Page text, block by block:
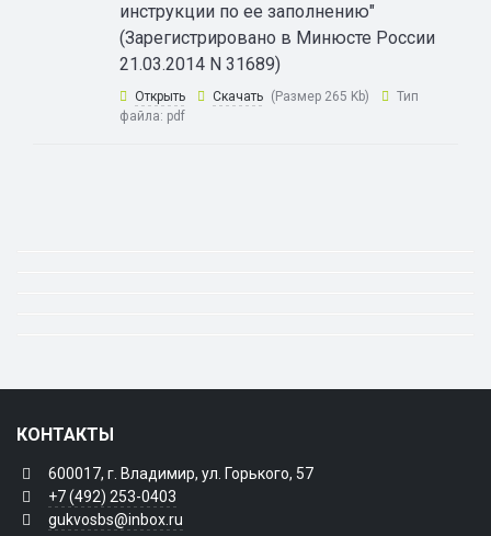
инструкции по ее заполнению"
(Зарегистрировано в Минюсте России
21.03.2014 N 31689)
Открыть Скачать (Размер 265 Kb)
Тип
файла: pdf
КОНТАКТЫ
600017, г. Владимир, ул. Горького, 57
+7 (492) 253-0403
gukvosbs@inbox.ru